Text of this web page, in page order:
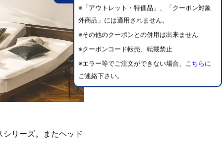
※「アウトレット・特価品」、「クーポン対象
外商品」には適用されません。
※その他のクーポンとの併用は出来ません
※クーポンコード転売、転載禁止
※エラー等でご注文ができない場合、 こちら に
ご連絡下さい。
リーズ。またヘッド